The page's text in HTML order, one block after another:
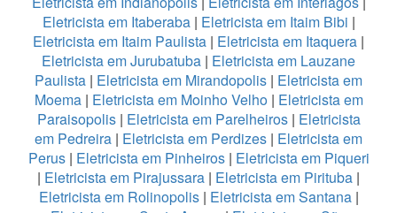
Eletricista em Itaberaba| Eletricista em Itaim Bibi |
Eletricista em Itaim Paulista | Eletricista em Itaquera |
Eletricista em Jurubatuba | Eletricista em Lauzane
Paulista | Eletricista em Mirandopolis | Eletricista em
Moema| Eletricista em Moinho Velho | Eletricista em
Paraisopolis| Eletricista em Parelheiros| Eletricista
em Pedreira | Eletricista em Perdizes | Eletricista em
Perus| Eletricista em Pinheiros| Eletricista em Piqueri
| Eletricista em Pirajussara | Eletricista em Pirituba |
Eletricista em Rolinopolis| Eletricista em Santana|